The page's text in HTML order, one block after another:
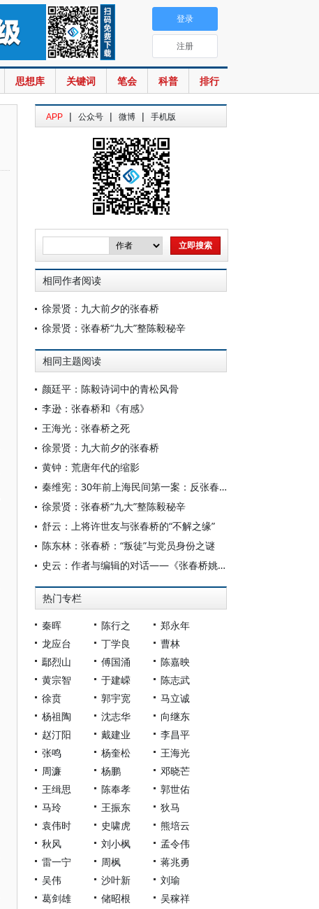
思想库 关键词 笔会 科普 排行
登录
注册
APP | 公众号 | 微博 | 手机版
相同作者阅读
徐景贤：九大前夕的张春桥
徐景贤：张春桥“九大”整陈毅秘辛
相同主题阅读
颜廷平：陈毅诗词中的青松风骨
李逊：张春桥和《有感》
王海光：张春桥之死
徐景贤：九大前夕的张春桥
黄钟：荒唐年代的缩影
秦维宪：30年前上海民间第一案：反张春桥的胡守钧集团
徐景贤：张春桥“九大”整陈毅秘辛
舒云：上将许世友与张春桥的“不解之缘”
陈东林：张春桥：“叛徒”与党员身份之谜
史云：作者与编辑的对话——《张春桥姚文元实传》代前言
热门专栏
秦晖 陈行之
郑永年
龙应台
丁学良
曹林
鄢烈山
傅国涌
陈嘉映
黄宗智
于建嵘
陈志武
徐贲
郭宇宽
马立诚
杨祖陶
沈志华
向继东
赵汀阳
戴建业
李昌平
张鸣
杨奎松
王海光
周濂
杨鹏
邓晓芒
王缉思
陈奉孝
郭世佑
马玲
王振东
狄马
袁伟时
史啸虎
熊培云
秋风
刘小枫
孟令伟
雷一宁
周枫
蒋兆勇
吴伟
沙叶新
刘瑜
葛剑雄
储昭根
吴稼祥